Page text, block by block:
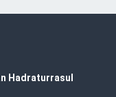
Hadraturrasul